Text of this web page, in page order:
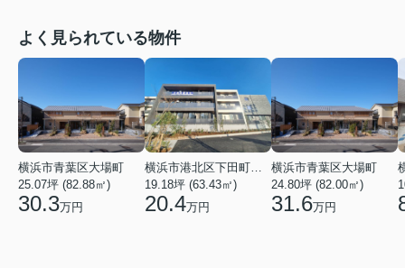
よく見られている物件
横浜市青葉区大場町
25.07坪 (82.88㎡)
30.3万円
19.18坪 (63.43㎡)
20.4万円
横浜市青葉区大場町
24.80坪 (82.00㎡)
31.6万円